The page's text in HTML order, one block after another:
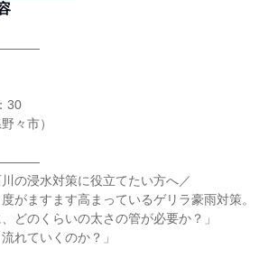
30
々市）
の浸水対策に役立てたい方へ／
がますます高まっているゲリラ豪雨対策。
どのくらいの太さの管が必要か？」
れていくのか？」